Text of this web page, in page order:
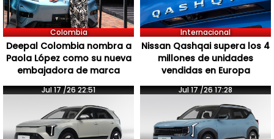
Colombia
Deepal Colombia nombra a
Paola López como su nueva
embajadora de marca
Internacional
Nissan Qashqai supera los 4
millones de unidades
vendidas en Europa
Jul 17 /26 22:51 Jul 17 /26 17:28